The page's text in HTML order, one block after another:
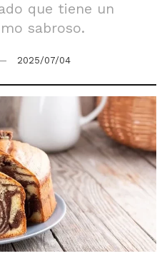
que tiene un
sabroso.
2025/07/04